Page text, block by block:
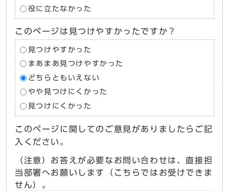
役に立たなかった
このページは見つけやすかったですか？
見つけやすかった
まあまあ見つけやすかった
どちらともいえない
やや見つけにくかった
見つけにくかった
このページに関してのご意見がありましたらご記
入ください。
（注意）お答えが必要なお問い合わせは、直接担
当部署へお願いします（こちらではお受けできま
せん）。